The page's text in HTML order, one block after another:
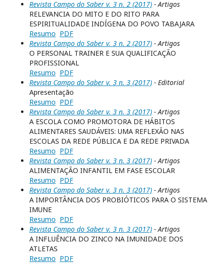
Revista Campo do Saber v. 3 n. 2 (2017) - Artigos
RELEVANCIA DO MITO E DO RITO PARA
ESPIRITUALIDADE INDÍGENA DO POVO TABAJARA
Resumo PDF
Revista Campo do Saber v. 3 n. 2 (2017) - Artigos
O PERSONAL TRAINER E SUA QUALIFICAÇÃO
PROFISSIONAL
Resumo PDF
Revista Campo do Saber v. 3 n. 3 (2017) - Editorial
Apresentação
Resumo PDF
Revista Campo do Saber v. 3 n. 3 (2017) - Artigos
A ESCOLA COMO PROMOTORA DE HÁBITOS
ALIMENTARES SAUDÁVEIS: UMA REFLEXÃO NAS
ESCOLAS DA REDE PÚBLICA E DA REDE PRIVADA
Resumo PDF
Revista Campo do Saber v. 3 n. 3 (2017) - Artigos
ALIMENTAÇÃO INFANTIL EM FASE ESCOLAR
Resumo PDF
Revista Campo do Saber v. 3 n. 3 (2017) - Artigos
A IMPORTÂNCIA DOS PROBIÓTICOS PARA O SISTEMA
IMUNE
Resumo PDF
Revista Campo do Saber v. 3 n. 3 (2017) - Artigos
A INFLUÊNCIA DO ZINCO NA IMUNIDADE DOS
ATLETAS
Resumo PDF